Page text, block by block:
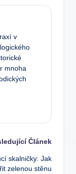
v
mnoha
Článek
skalničky: Jak
zelenou stěnu